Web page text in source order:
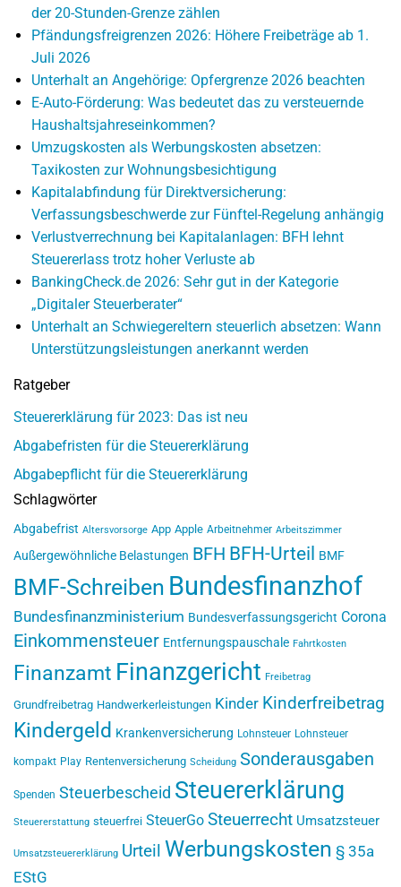
der 20-Stunden-Grenze zählen
Pfändungsfreigrenzen 2026: Höhere Freibeträge ab 1.
Juli 2026
Unterhalt an Angehörige: Opfergrenze 2026 beachten
E-Auto-Förderung: Was bedeutet das zu versteuernde
Haushaltsjahreseinkommen?
Umzugskosten als Werbungskosten absetzen:
Taxikosten zur Wohnungsbesichtigung
Kapitalabfindung für Direktversicherung:
Verfassungsbeschwerde zur Fünftel-Regelung anhängig
Verlustverrechnung bei Kapitalanlagen: BFH lehnt
Steuererlass trotz hoher Verluste ab
BankingCheck.de 2026: Sehr gut in der Kategorie
„Digitaler Steuerberater“
Unterhalt an Schwiegereltern steuerlich absetzen: Wann
Unterstützungsleistungen anerkannt werden
Ratgeber
Steuererklärung für 2023: Das ist neu
Abgabefristen für die Steuererklärung
Abgabepflicht für die Steuererklärung
Schlagwörter
Abgabefrist Altersvorsorge App Apple Arbeitnehmer Arbeitszimmer
Außergewöhnliche Belastungen BFH BFH-Urteil BMF
BMF-Schreiben Bundesfinanzhof
Bundesfinanzministerium Bundesverfassungsgericht Corona
Einkommensteuer Entfernungspauschale Fahrtkosten
Finanzamt Finanzgericht Freibetrag
Grundfreibetrag Handwerkerleistungen Kinder Kinderfreibetrag
Kindergeld Krankenversicherung Lohnsteuer Lohnsteuer
kompakt Play Rentenversicherung Scheidung Sonderausgaben
Spenden Steuerbescheid Steuererklärung
Steuererstattung steuerfrei SteuerGo Steuerrecht Umsatzsteuer
Umsatzsteuererklärung Urteil Werbungskosten § 35a
EStG